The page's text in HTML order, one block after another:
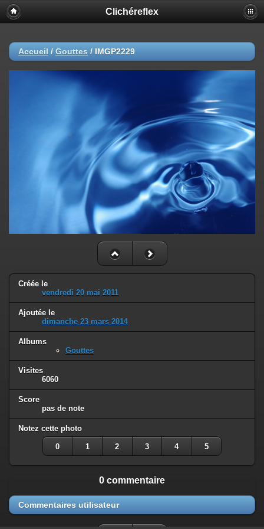
Clichéreflex
Accueil / Gouttes / IMGP2229
Créée le
vendredi 20 mai 2011
Ajoutée le
dimanche 23 mars 2014
Albums
Gouttes
Visites
6060
Score
pas de note
Notez cette photo
0 1 2 3 4 5
0 commentaire
Commentaires utilisateur